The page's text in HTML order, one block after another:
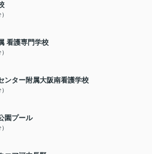
看護専門学校
ンター附属大阪南看護学校
園プール